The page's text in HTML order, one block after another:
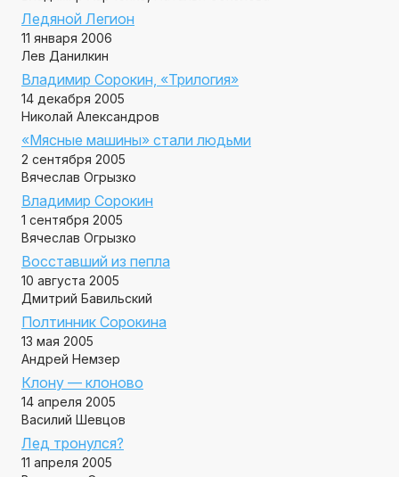
Ледяной Легион
11 января 2006
Лев Данилкин
Владимир Сорокин, «Трилогия»
14 декабря 2005
Николай Александров
«Мясные машины» стали людьми
2 сентября 2005
Вячеслав Огрызко
Владимир Сорокин
1 сентября 2005
Вячеслав Огрызко
Восставший из пепла
10 августа 2005
Дмитрий Бавильский
Полтинник Сорокина
13 мая 2005
Андрей Немзер
Клону — клоново
14 апреля 2005
Василий Шевцов
Лед тронулся?
11 апреля 2005